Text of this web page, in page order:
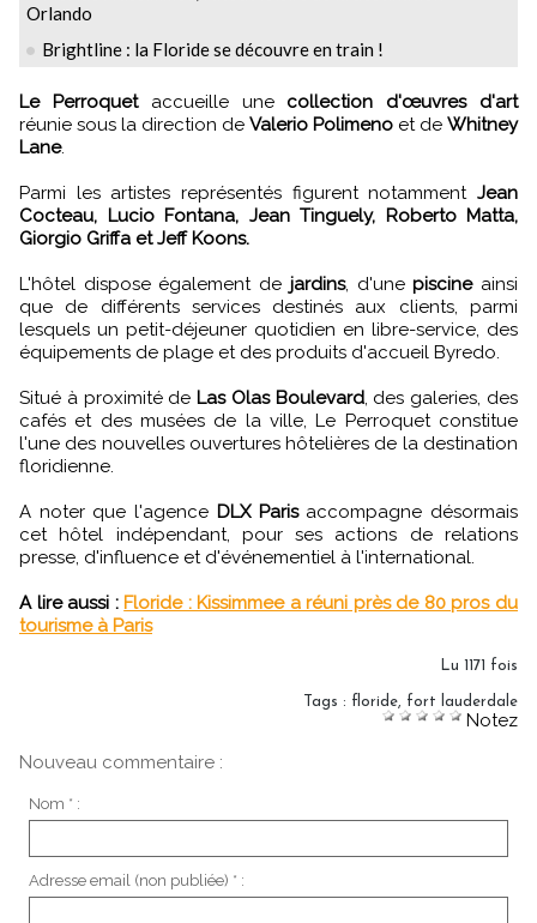
Orlando
Brightline : la Floride se découvre en train !
Le Perroquet accueille une collection d'œuvres d'art
réunie sous la direction de Valerio Polimeno et de Whitney
Lane.
Parmi les artistes représentés figurent notamment Jean
Cocteau, Lucio Fontana, Jean Tinguely, Roberto Matta,
Giorgio Griffa et Jeff Koons.
L'hôtel dispose également de jardins, d'unepiscineainsi
que de différents services destinés aux clients, parmi
lesquels un petit-déjeuner quotidien en libre-service, des
équipements de plage et des produits d'accueil Byredo.
Situé à proximité de Las Olas Boulevard, des galeries, des
cafés et des musées de la ville, Le Perroquet constitue
l'une des nouvelles ouvertures hôtelières de la destination
floridienne.
A noter que l'agence DLX Paris accompagne désormais
cet hôtel indépendant, pour ses actions de relations
presse, d'influence et d'événementiel à l'international.
A lire aussi : Floride : Kissimmee a réuni près de 80 pros du
tourisme à Paris
Lu 1171 fois
Tags : floride fort lauderdale
Notez
Nouveau commentaire :
Nom * :
Adresse email (non publiée) * :